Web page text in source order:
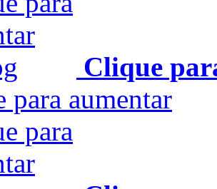
Clique
para aumentar